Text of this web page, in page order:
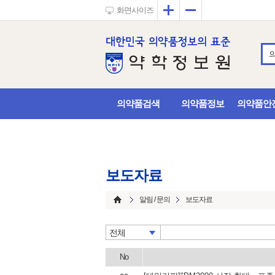
화면사이즈 확대
의약품검색 의약품정보 의약품안
보도자료
알림 / 문의 보도자료
전체
No